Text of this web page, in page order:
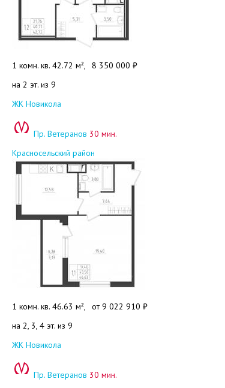
1 комн. кв. 42.72 м², 8 350 000 ₽
на 2 эт. из 9
Добавить в избранное
ЖК Новикола
Пр. Ветеранов 30 мин.
Красносельский район
1 комн. кв. 46.63 м², от9 022 910 ₽
на 2, 3, 4 эт. из 9
Добавить в избранное
ЖК Новикола
Пр. Ветеранов 30 мин.